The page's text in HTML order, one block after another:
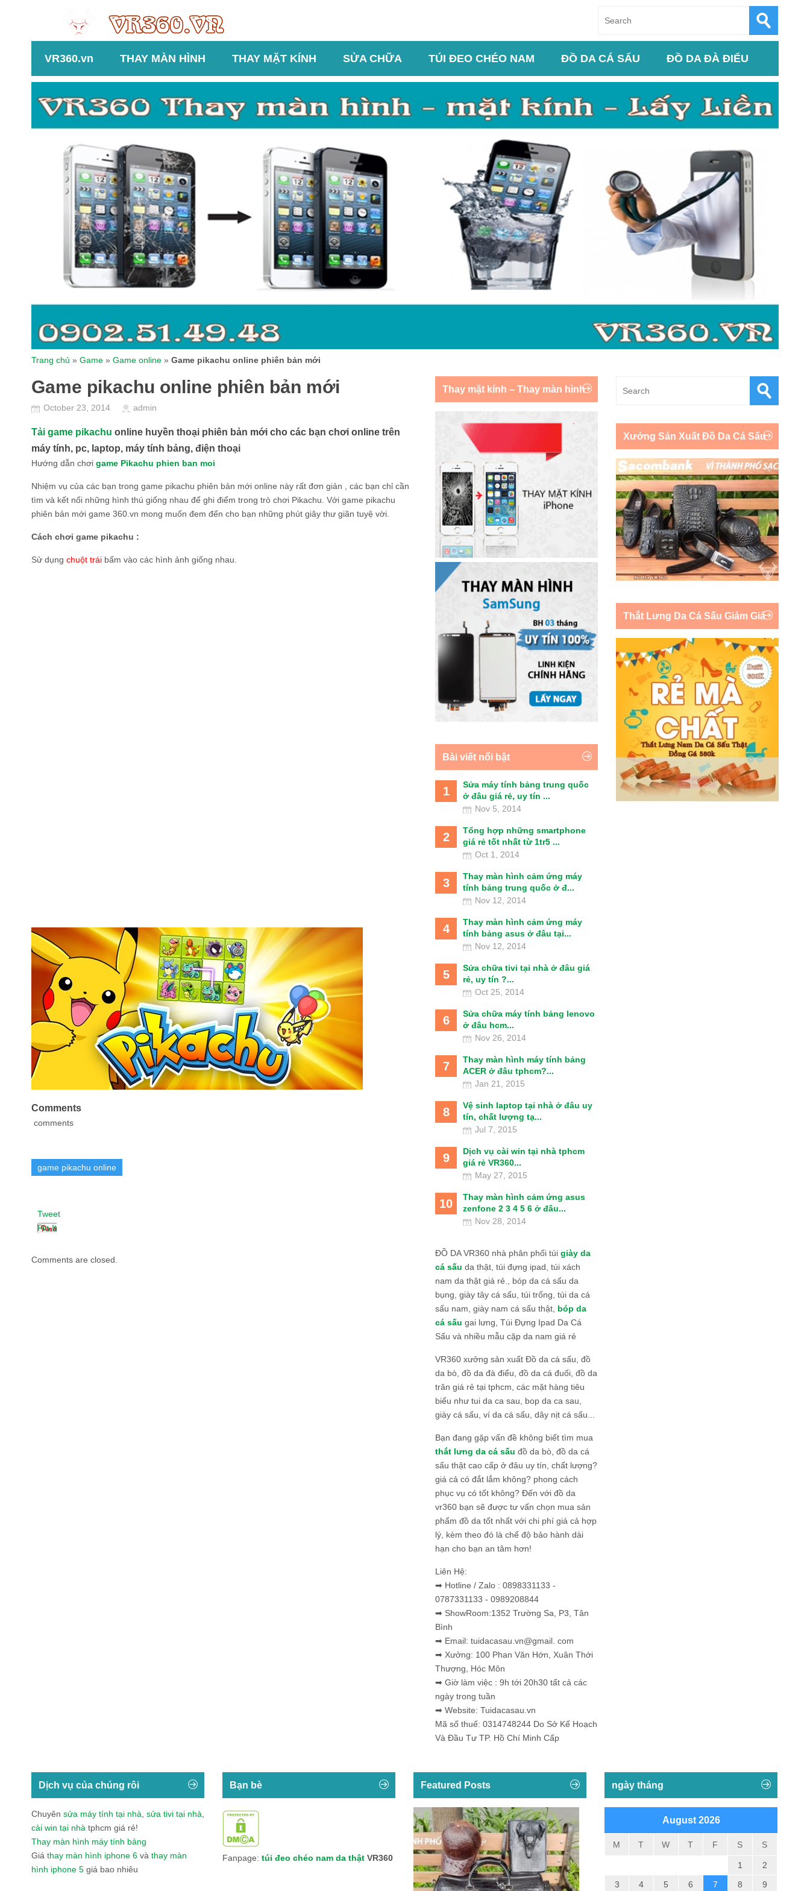
VR360.vn THAY MÀN HÌNH THAY MẶT KÍNH SỬA CHỮA TÚI ĐEO CHÉO NAM ĐỒ DA CÁ SẤU ĐỒ DA ĐÀ ĐIỂU
Trang chủ » Game » Game online » Game pikachu online phiên bản mới
Game pikachu online phiên bản mới
October 23, 2014 admin
Tải game pikachu online huyền thoại phiên bản mới cho các bạn chơi online trên
máy tính, pc, laptop, máy tính bảng, điện thoại
Hướng dẫn chơi game Pikachu phien ban moi
Nhiệm vụ của các bạn trong game pikachu phiên bản mới online này rất đơn giản , các bạn chỉ cần
tìm và kết nối những hình thú giống nhau để ghi điểm trong trò chơi Pikachu. Với game pikachu
phiên bản mới game 360.vn mong muốn đem đến cho bạn những phút giây thư giãn tuyệ vời.
Cách chơi game pikachu :
Sử dụng chuột trái bấm vào các hình ảnh giống nhau.
Comments
comments
game pikachu online
Tweet
Pin It
Comments are closed.
Thay mặt kính – Thay màn hình
Bài viết nổi bật
1
Sửa máy tính bảng trung quốc
ở đâu giá rẻ, uy tín ...
Nov 5, 2014
2
Tổng hợp những smartphone
giá rẻ tốt nhất từ 1tr5 ...
Oct 1, 2014
3
Thay màn hình cảm ứng máy
tính bảng trung quốc ở đ...
Nov 12, 2014
4
Thay màn hình cảm ứng máy
tính bảng asus ở đâu tại...
Nov 12, 2014
5
Sửa chữa tivi tại nhà ở đâu giá
rẻ, uy tín ?...
Oct 25, 2014
6
Sửa chữa máy tính bảng lenovo
ở đâu hcm...
Nov 26, 2014
7
Thay màn hình máy tính bảng
ACER ở đâu tphcm?...
Jan 21, 2015
8
Vệ sinh laptop tại nhà ở đâu uy
tín, chất lượng tạ...
Jul 7, 2015
9
Dịch vụ cài win tại nhà tphcm
giá rẻ VR360...
May 27, 2015
10
Thay màn hình cảm ứng asus
zenfone 2 3 4 5 6 ở đâu...
Nov 28, 2014
ĐỒ DA VR360 nhà phân phối túi giày da
cá sấu da thật, túi đựng ipad, túi xách
nam da thật giá rẻ., bóp da cá sấu da
bụng, giày tây cá sấu, túi trống, túi da cá
sấu nam, giày nam cá sấu thật, bóp da
cá sấu gai lưng, Túi Đựng Ipad Da Cá
Sấu và nhiều mẫu cặp da nam giá rẻ
VR360 xưởng sản xuất Đồ da cá sấu, đồ
da bò, đồ da đà điểu, đồ da cá đuối, đồ da
trăn giá rẻ tại tphcm, các mặt hàng tiêu
biểu như tui da ca sau, bop da ca sau,
giày cá sấu, ví da cá sấu, dây nịt cá sấu...
Bạn đang gặp vấn đề không biết tìm mua
thắt lưng da cá sấu đồ da bò, đồ da cá
sấu thật cao cấp ở đâu uy tín, chất lượng?
giá cả có đắt lắm không? phong cách
phục vụ có tốt không? Đến với đồ da
vr360 bạn sẽ được tư vấn chọn mua sản
phẩm đồ da tốt nhất với chi phí giá cả hợp
lý, kèm theo đó là chế độ bảo hành dài
hạn cho bạn an tâm hơn!
Liên Hệ:
➡ Hotline / Zalo : 0898331133 -
0787331133 - 0989208844
➡ ShowRoom:1352 Trường Sa, P3, Tân
Bình
➡ Email: tuidacasau.vn@gmail. com
➡ Xưởng: 100 Phan Văn Hớn, Xuân Thới
Thượng, Hóc Môn
➡ Giờ làm việc : 9h tới 20h30 tất cả các
ngày trong tuần
➡ Website: Tuidacasau.vn
Mã số thuế: 0314748244 Do Sở Kế Hoạch
Và Đầu Tư TP. Hồ Chí Minh Cấp
Xưởng Sản Xuất Đồ Da Cá Sấu
Thắt Lưng Da Cá Sấu Giảm Giá
Dịch vụ của chúng rôi
Chuyên sửa máy tính tại nhà sửa tivi tại nhà
cài win tại nhà tphcm giá rẻ!
Thay màn hình máy tính bảng
Giá thay màn hình iphone 6 và thay màn
hình iphone 5 giá bao nhiêu
Bạn bè
Fanpage: túi đeo chéo nam da thật VR360
Featured Posts ngày tháng
August 2026
M T W T F S S
1
2
3
4 5 6 7 8 9